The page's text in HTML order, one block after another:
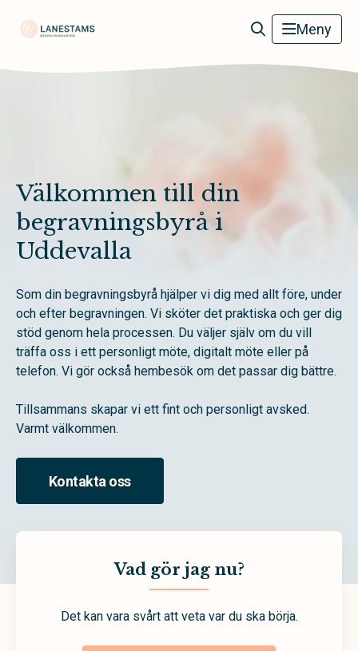
Meny
Välkommen till din
begravningsbyrå i
Uddevalla
Som din begravningsbyrå hjälper vi dig med allt före, under
och efter begravningen. Vi sköter det praktiska och ger dig
stöd genom hela processen. Du väljer själv om du vill
träffa oss i ett personligt möte, digitalt möte eller på
telefon. Vi gör också hembesök om det passar dig bättre.
Tillsammans skapar vi ett fint och personligt avsked.
Varmt välkommen.
Kontakta oss
Vad gör jag nu?
Det kan vara svårt att veta var du ska börja.